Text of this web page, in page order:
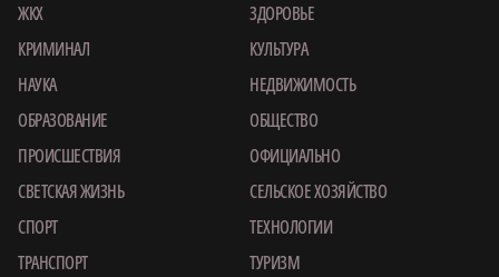
ЖКХ
ЗДОРОВЬЕ
КРИМИНАЛ
КУЛЬТУРА
НАУКА
НЕДВИЖИМОСТЬ
ОБРАЗОВАНИЕ
ОБЩЕСТВО
ПРОИСШЕСТВИЯ
ОФИЦИАЛЬНО
СВЕТСКАЯ ЖИЗНЬ
СЕЛЬСКОЕ ХОЗЯЙСТВО
СПОРТ
ТЕХНОЛОГИИ
ТРАНСПОРТ
ТУРИЗМ